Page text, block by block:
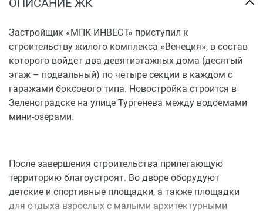
ОПИСАНИЕ ЖК
Застройщик «МПК-ИНВЕСТ» приступил к
строительству жилого комплекса «Венеция», в состав
которого войдет два девятиэтажных дома (десятый
этаж – подвальный) по четыре секции в каждом с
гаражами боксового типа. Новостройка строится в
Зеленоградске на улице Тургенева между водоемами
мини-озерами.
После завершения строительства прилегающую
территорию благоустроят. Во дворе оборудуют
детские и спортивные площадки, а также площадки
для отдыха взрослых с малыми архитектурными